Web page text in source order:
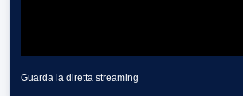
Guarda la diretta streaming